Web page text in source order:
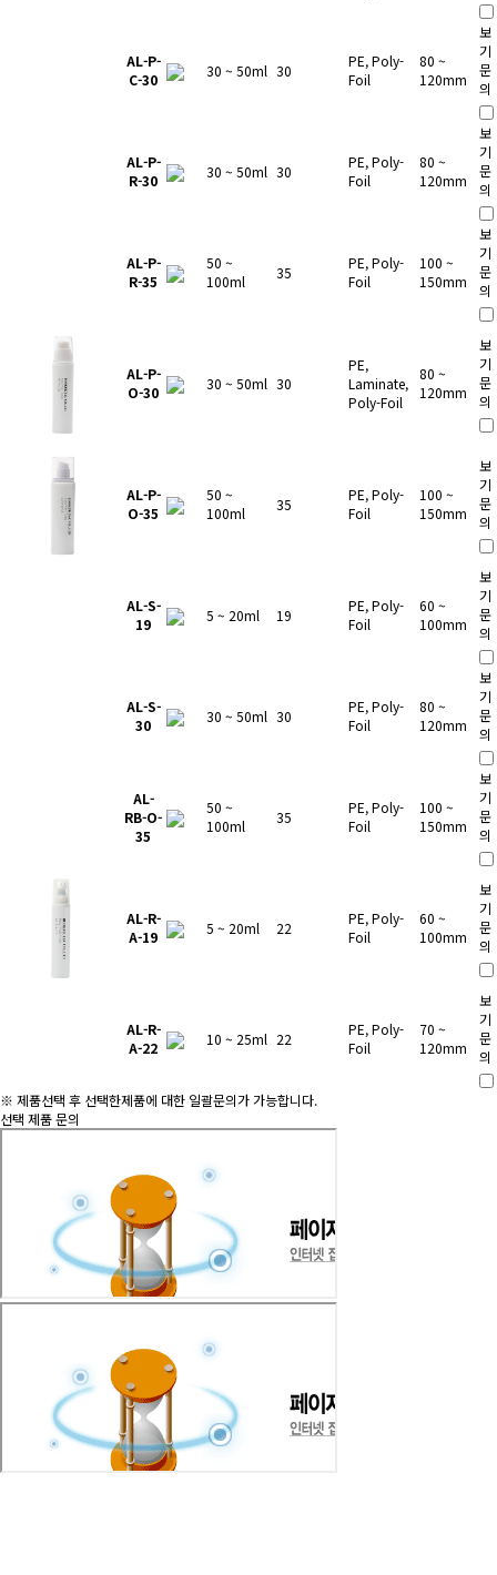
AL-P-
C-30
30 ~ 50ml 30
PE, Poly-
Foil
80 ~
120mm
보
기
문
의
AL-P-
R-30
30 ~ 50ml 30
PE, Poly-
Foil
80 ~
120mm
보
기
문
의
AL-P-
R-35
50 ~
100ml
35
PE, Poly-
Foil
100 ~
150mm
보
기
문
의
AL-P-
O-30
30 ~ 50ml 30
PE,
Laminate,
Poly-Foil
80 ~
120mm
보
기
문
의
AL-P-
O-35
50 ~
100ml
35
PE, Poly-
Foil
100 ~
150mm
보
기
문
의
AL-S-
19
5 ~ 20ml 19
PE, Poly-
Foil
60 ~
100mm
보
기
문
의
AL-S-
30
30 ~ 50ml 30
PE, Poly-
Foil
80 ~
120mm
보
기
문
의
AL-
RB-O-
35
50 ~
100ml
35
PE, Poly-
Foil
100 ~
150mm
보
기
문
의
AL-R-
A-19
5 ~ 20ml 22
PE, Poly-
Foil
60 ~
100mm
보
기
문
의
AL-R-
A-22
10 ~ 25ml 22
PE, Poly-
Foil
70 ~
120mm
보
기
문
의
※ 제품선택 후 선택한제품에 대한 일괄문의가 가능합니다.
선택 제품 문의